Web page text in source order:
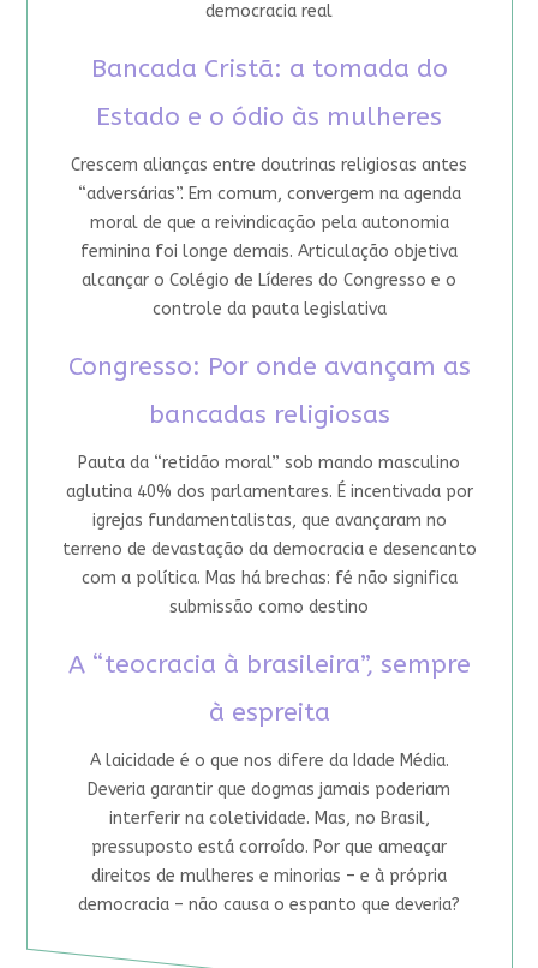
democracia real
Bancada Cristã: a tomada do
Estado e o ódio às mulheres
Crescem alianças entre doutrinas religiosas antes
“adversárias”. Em comum, convergem na agenda
moral de que a reivindicação pela autonomia
feminina foi longe demais. Articulação objetiva
alcançar o Colégio de Líderes do Congresso e o
controle da pauta legislativa
Congresso: Por onde avançam as
bancadas religiosas
Pauta da “retidão moral” sob mando masculino
aglutina 40% dos parlamentares. É incentivada por
igrejas fundamentalistas, que avançaram no
terreno de devastação da democracia e desencanto
com a política. Mas há brechas: fé não significa
submissão como destino
A “teocracia à brasileira”, sempre
à espreita
A laicidade é o que nos difere da Idade Média.
Deveria garantir que dogmas jamais poderiam
interferir na coletividade. Mas, no Brasil,
pressuposto está corroído. Por que ameaçar
direitos de mulheres e minorias – e à própria
democracia – não causa o espanto que deveria?